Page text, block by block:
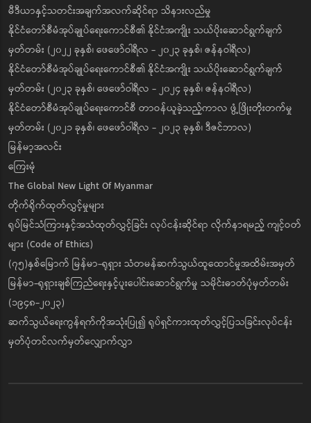
မီဒီယာနှင့်သတင်းအချက်အလက်ဆိုင်ရာ သိနားလည်မှု
နိုင်ငံတော်စီမံအုပ်ချုပ်ရေးကောင်စီ၏ နိုင်ငံအကျိုး သယ်ပိုးဆောင်ရွက်ချက်
မှတ်တမ်း (၂၀၂၂ ခုနှစ်၊ ဖေဖော်ဝါရီလ - ၂၀၂၃ ခုနှစ်၊ ဇန်နဝါရီလ)
နိုင်ငံတော်စီမံအုပ်ချုပ်ရေးကောင်စီ၏ နိုင်ငံအကျိုး သယ်ပိုးဆောင်ရွက်ချက်
မှတ်တမ်း (၂၀၂၃ ခုနှစ်၊ ဖေဖော်ဝါရီလ - ၂၀၂၄ ခုနှစ်၊ ဇန်နဝါရီလ)
နိုင်ငံတော်စီမံအုပ်ချုပ်ရေးကောင်စီ တာဝန်ယူခဲ့သည့်ကာလ ဖွံ့ဖြိုးတိုးတက်မှု
မှတ်တမ်း (၂၀၂၁ ခုနှစ်၊ ဖေဖော်ဝါရီလ - ၂၀၂၃ ခုနှစ်၊ ဒီဇင်ဘာလ)
မြန်မာ့အလင်း
ကြေးမုံ
The Global New Light Of Myanmar
တိုက်ရိုက်ထုတ်လွှင့်မှုများ
ရုပ်မြင်သံကြားနှင့်အသံထုတ်လွှင့်ခြင်း လုပ်ငန်းဆိုင်ရာ လိုက်နာရမည့် ကျင့်ဝတ်
များ (Code of Ethics)
(၇၅)နှစ်မြောက် မြန်မာ-ရုရှား သံတမန်ဆက်သွယ်ထူထောင်မှုအထိမ်းအမှတ်
မြန်မာ-ရုရှားချစ်ကြည်ရေးနှင့်ပူးပေါင်းဆောင်ရွက်မှု သမိုင်းဓာတ်ပုံမှတ်တမ်း
(၁၉၄၈-၂၀၂၃)
ဆက်သွယ်ရေးကွန်ရက်ကိုအသုံးပြု၍ ရုပ်ရှင်ကားထုတ်လွှင့်ပြသခြင်းလုပ်ငန်း
မှတ်ပုံတင်လက်မှတ်လျှောက်လွှာ